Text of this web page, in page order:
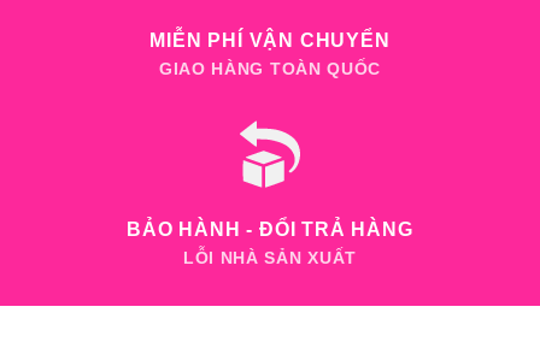
MIỄN PHÍ VẬN CHUYỂN
GIAO HÀNG TOÀN QUỐC
BẢO HÀNH - ĐỔI TRẢ HÀNG
LỖI NHÀ SẢN XUẤT